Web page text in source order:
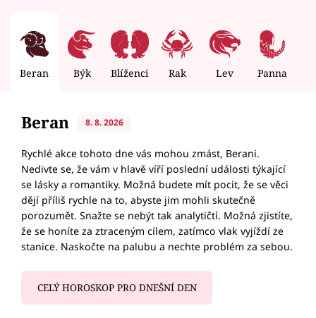
Beran Býk Blíženci Rak Lev Panna
Beran 8. 8. 2026
Rychlé akce tohoto dne vás mohou zmást, Berani.
Nedivte se, že vám v hlavě víří poslední události týkající
se lásky a romantiky. Možná budete mít pocit, že se věci
dějí příliš rychle na to, abyste jim mohli skutečně
porozumět. Snažte se nebýt tak analytičtí. Možná zjistíte,
že se honíte za ztraceným cílem, zatímco vlak vyjíždí ze
stanice. Naskočte na palubu a nechte problém za sebou.
CELÝ HOROSKOP PRO DNEŠNÍ DEN